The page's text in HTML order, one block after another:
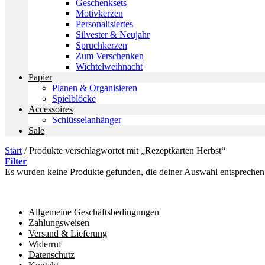
Geschenksets
Motivkerzen
Personalisiertes
Silvester & Neujahr
Spruchkerzen
Zum Verschenken
Wichtelweihnacht
Papier
Planen & Organisieren
Spielblöcke
Accessoires
Schlüsselanhänger
Sale
Start /Produkte verschlagwortet mit „Rezeptkarten Herbst“
Filter
Es wurden keine Produkte gefunden, die deiner Auswahl
Allgemeine Geschäftsbedingungen
Zahlungsweisen
Versand & Lieferung
Widerruf
Datenschutz